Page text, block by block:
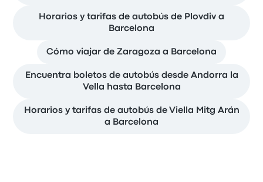
Horarios y tarifas de autobús de Plovdiv a
Barcelona
Cómo viajar de Zaragoza a Barcelona
Encuentra boletos de autobús desde Andorra la
Vella hasta Barcelona
Horarios y tarifas de autobús de Viella Mitg Arán
a Barcelona